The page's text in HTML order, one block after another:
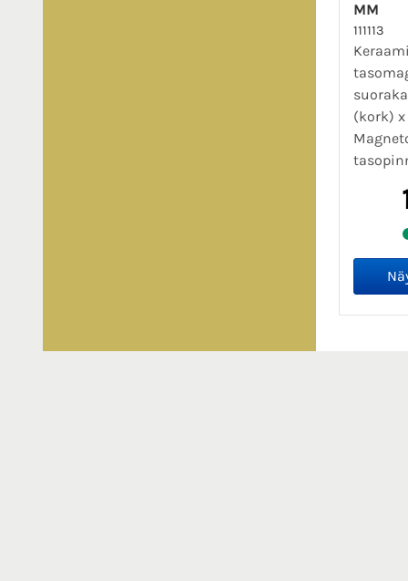
MM
111113
(kork)